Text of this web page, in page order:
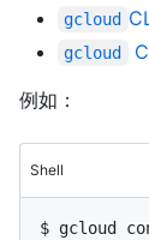
gcloud
gcloud
例如：
Shell
$ gcloud